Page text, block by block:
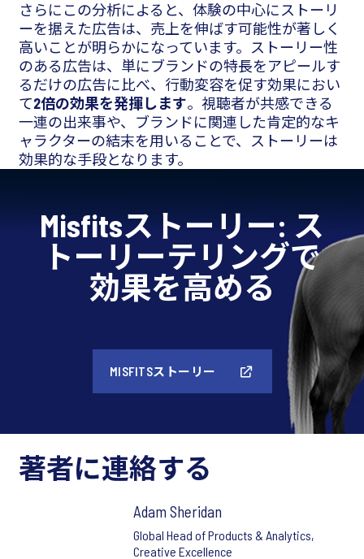
さらにこの分析によると、体験の中心にストーリ
ーを据えた広告は、売上を伸ばす可能性が著しく
高いことが明らかになっています。ストーリー性
のある広告は、単にブランドの特長をアピールす
るだけの広告に比べ、行動変容を促す効果におい
て2倍の効果を発揮します。視聴者が共感できる
一連の出来事や、ブランドに関連した肯定的なキ
ャラクターの結末を用いることで、ストーリーは
効果的な手段となります。
Misfitsストーリー: ス
トーリーテリングで
効果を高める
MISFITSストーリー
著者に連絡する
Adam Sheridan
Global Head of Products & Analytics,
Creative Excellence